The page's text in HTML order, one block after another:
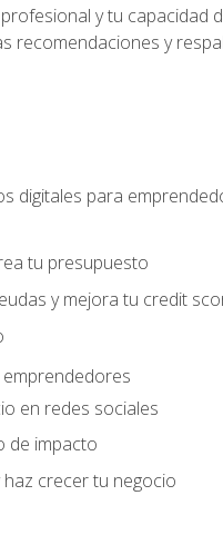
y tu capacidad
recomendaciones y
digitales para
tu presupuesto
y mejora tu credit
en redes sociales
de impacto
haz crecer tu negocio